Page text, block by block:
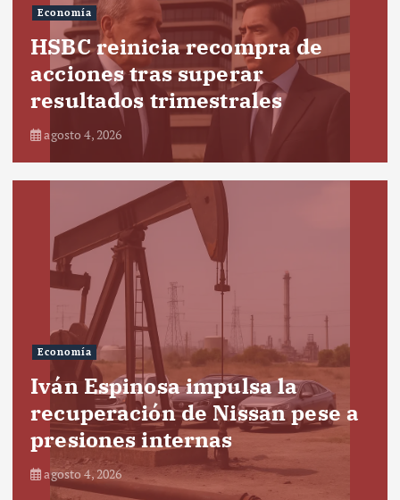
Economía
HSBC reinicia recompra de
acciones tras superar
resultados trimestrales
agosto 4, 2026
Economía
Iván Espinosa impulsa la
recuperación de Nissan pese a
presiones internas
agosto 4, 2026